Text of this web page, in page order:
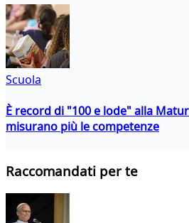
Scuola
È record di "100 e lode" alla
misurano più le competenze
Raccomandati per te